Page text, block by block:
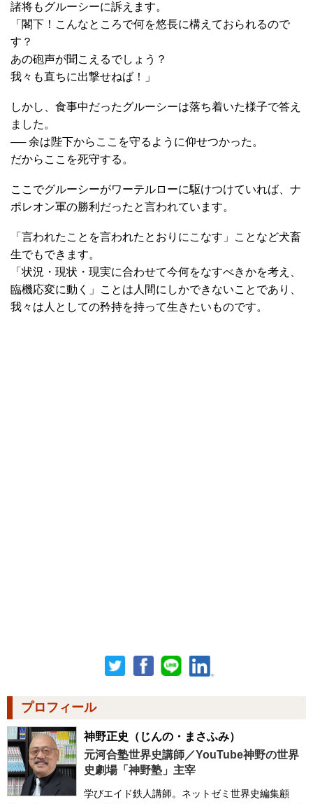
諸将もグルーシーに訴えます。
「閣下！こんなところで何を悠長に構えておられるので
す？
あの砲声が聞こえるでしょう？
我々も直ちに出撃せねば！」
しかし、食事中だったグルーシーは落ち着いた様子で答え
ました。
── 余は陛下からここを守るように仰せつかった。
だからここを死守する。
ここでグルーシーがワーテルローに駆けつけていれば、ナ
ポレオン軍の勝利だったと言われています。
「言われたことを言われたとおりにこなす」ことなど犬畜
生でもできます。
「状況・現状・現実に合わせて今何をなすべきかを考え、
臨機応変に動く」ことは人間にしかできないことであり、
我々は人としての矜持を持って生きたいものです。
プロフィール
神野正史
（じんの・まさふみ）
元河合塾世界史講師／YouTube神野の世界
史劇場「神野塾」主宰
学びエイド鉄人講師。ネットゼミ世界史編集顧